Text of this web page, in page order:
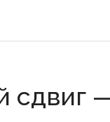
сдвиг